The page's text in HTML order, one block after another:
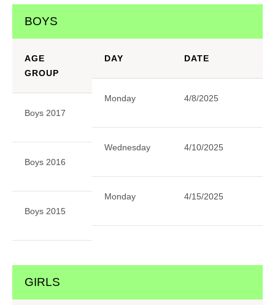
BOYS
AGE
GROUP
Boys 2017
Boys 2016
Boys 2015
DAY
Monday
Wednesday
Monday
DATE
4/8/2025
4/10/2025
4/15/2025
GIRLS